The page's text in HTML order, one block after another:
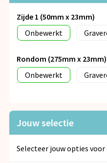
Zijde 1 (50mm x 23mm)
Onbewerkt
Rondom (275mm x 23mm)
Onbewerkt
Jouw selectie
Selecteer jouw opties voor